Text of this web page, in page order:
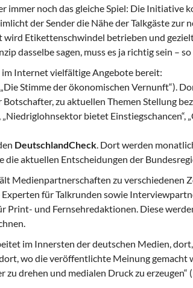
immer noch das gleiche Spiel: Die Initiative
der Sender die Nähe der Talkgäste zur
wird Etikettenschwindel betrieben und
dasselbe sagen, muss es ja richtig sein –
Internet vielfältige Angebote bereit:
Stimme der ökonomischen Vernunft“).
Botschafter, zu aktuellen Themen Stellung
bietet Einstiegschancen“,
DeutschlandCheck. Dort werden
die aktuellen Entscheidungen der
Medienpartnerschaften zu verschiedenen
für Talkrunden sowie
Print- und Fernsehredaktionen. Diese
im Innersten der deutschen Medien,
wo die veröffentlichte Meinung gemacht
zu drehen und medialen Druck zu erzeugen“